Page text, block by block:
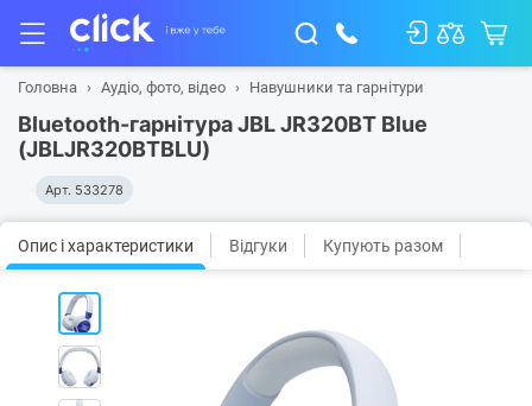
Головна Аудіо, фото, відео Навушники та гарнітури
Bluetooth-гарнітура JBL JR320BT Blue
(JBLJR320BTBLU)
Арт. 533278
Опис і характеристики Відгуки Купують разом